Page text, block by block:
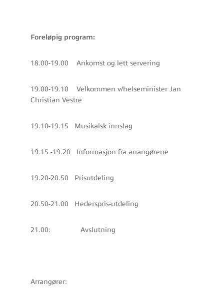
Foreløpig program:
18.00-19.00 Ankomst og lett servering
19.00-19.10 Velkommen v/helseminister Jan
Christian Vestre
19.10-19.15 Musikalsk innslag
19.15 -19.20 Informasjon fra arrangørene
19.20-20.50 Prisutdeling
20.50-21.00 Hederspris-utdeling
21.00: Avslutning
Arrangører: